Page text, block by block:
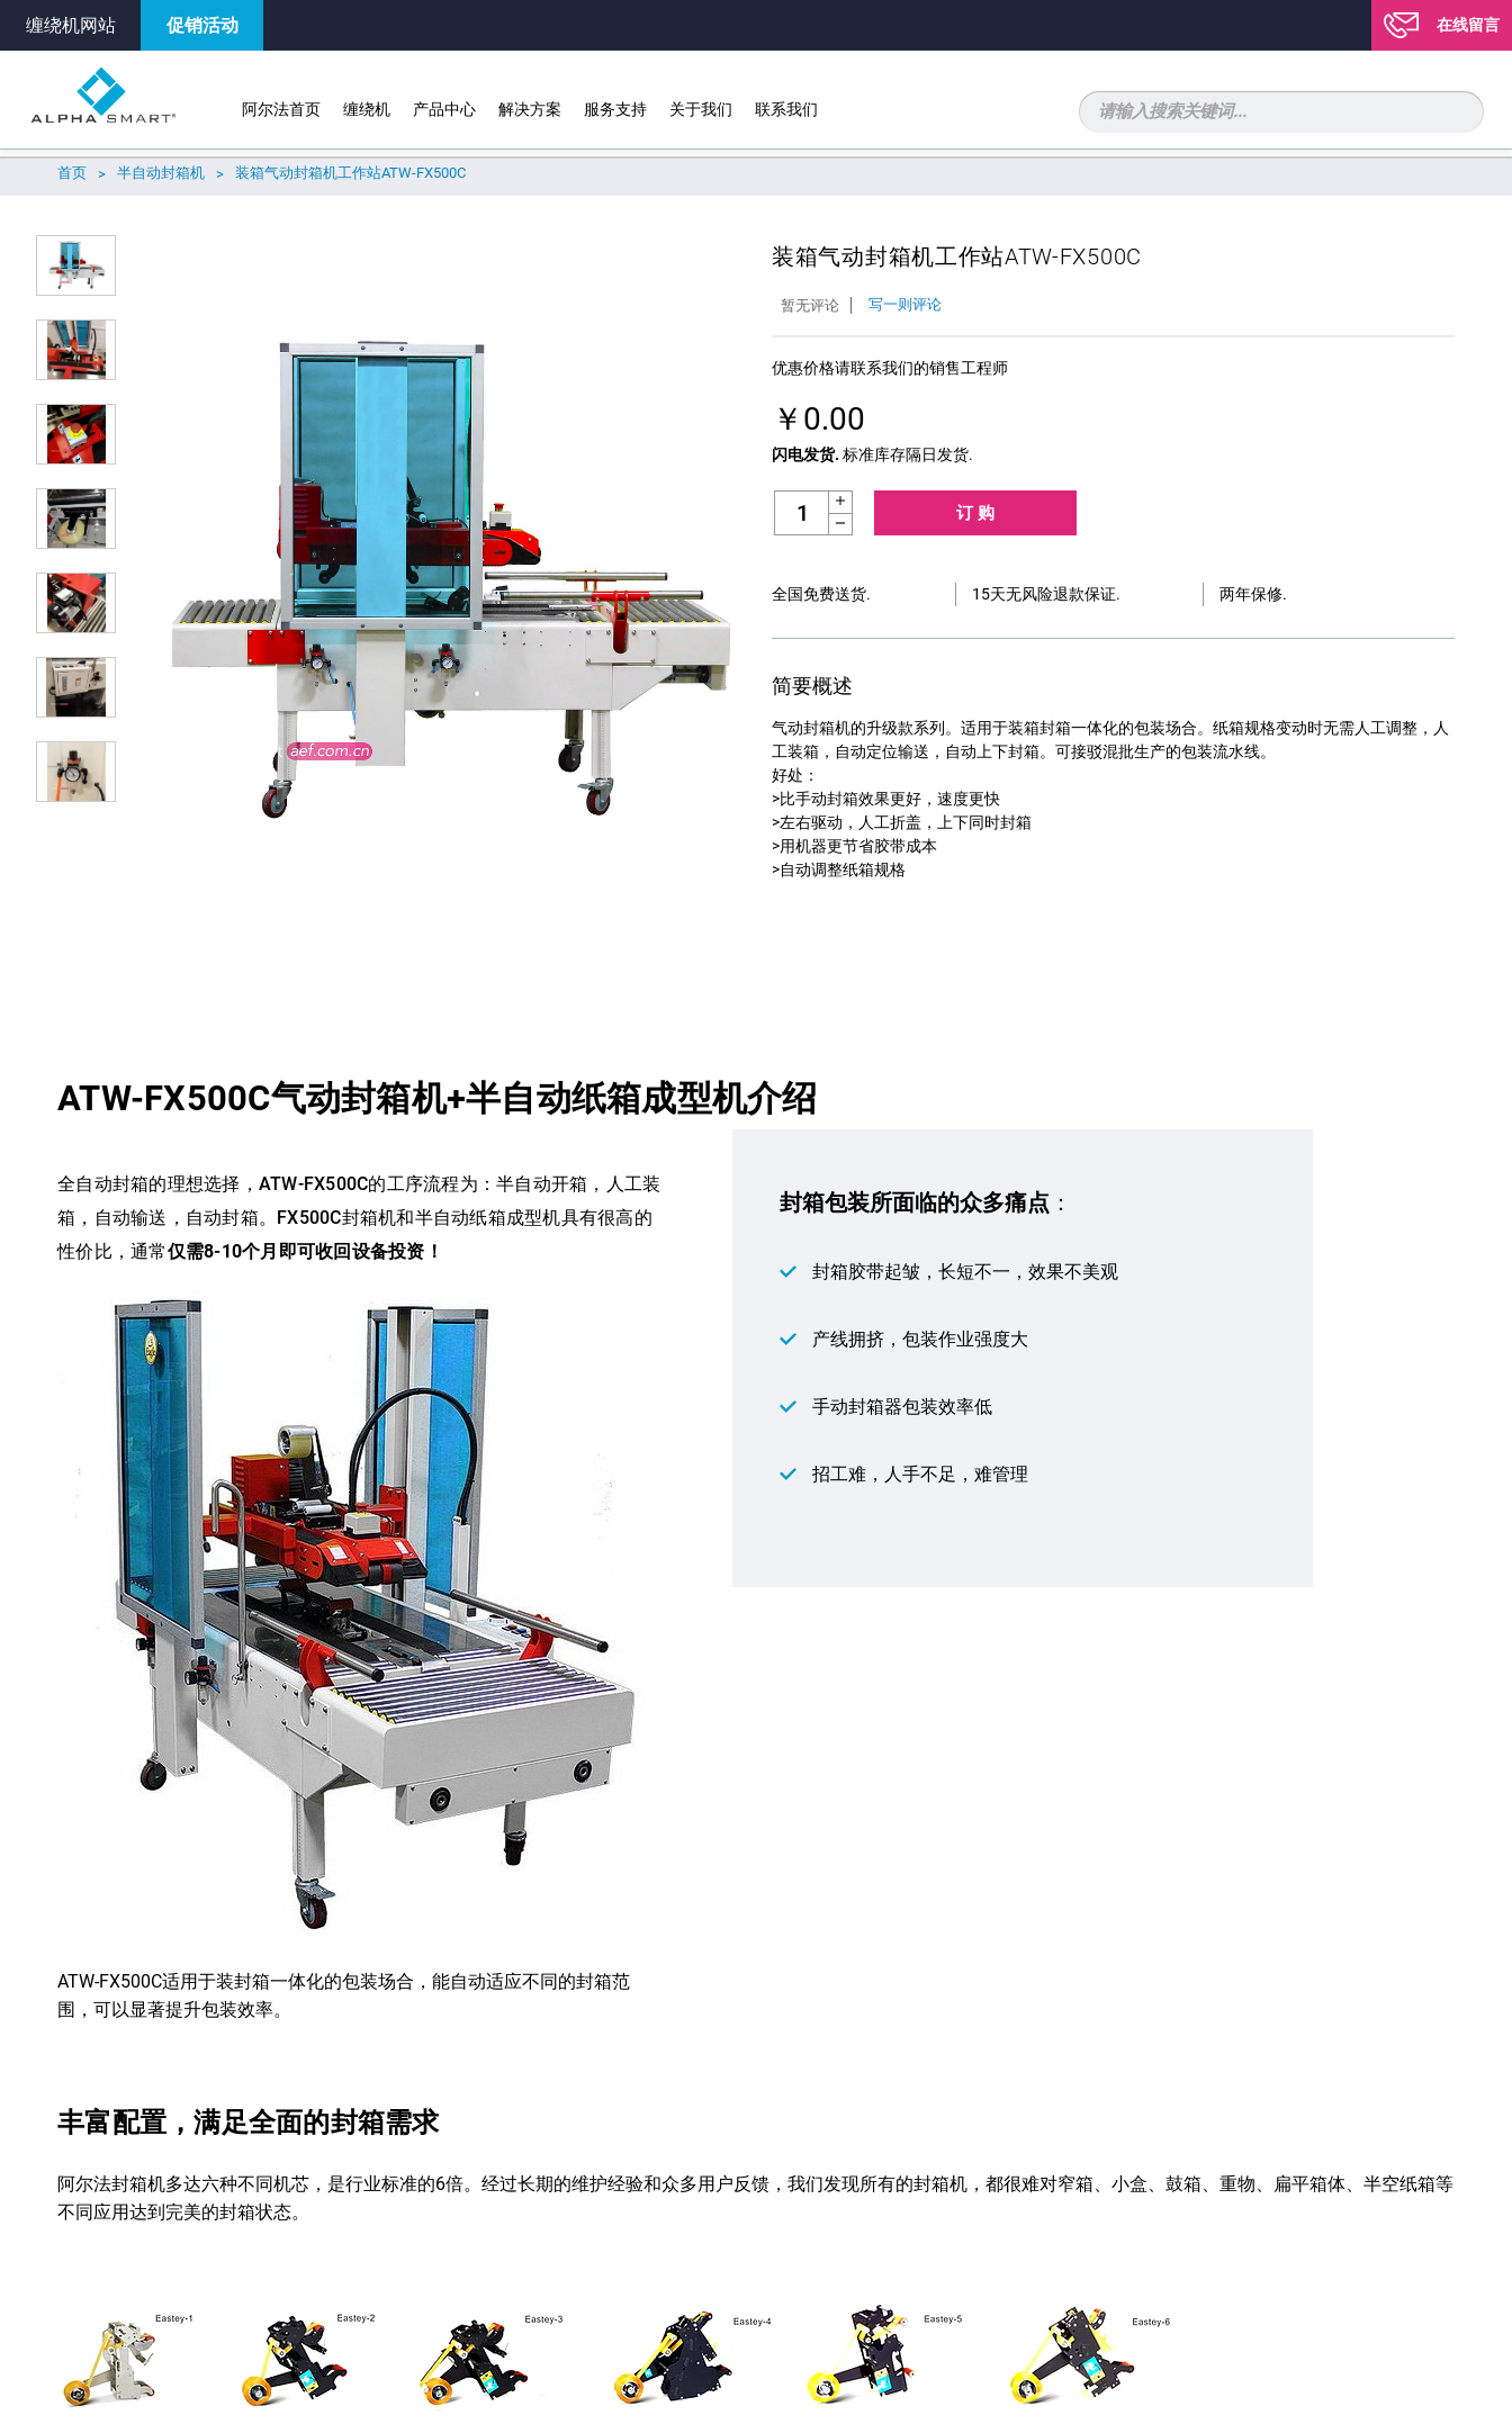
缠绕机网站 促销活动 在线留言
阿尔法首页 缠绕机 产品中心 解决方案 服务支持 关于我们 联系我们
首页 半自动封箱机 装箱气动封箱机工作站ATW-FX500C
装箱气动封箱机工作站ATW-FX500C
暂无评论 写一则评论
优惠价格请联系我们的销售工程师
￥0.00
闪电发货. 标准库存隔日发货.
Increase Quantity:
Decrease Quantity:
全国免费送货. 15天无风险退款保证. 两年保修.
简要概述
气动封箱机的升级款系列。适用于装箱封箱一体化的包装场合。纸箱规格变动时无需人工调整，人
工装箱，自动定位输送，自动上下封箱。可接驳混批生产的包装流水线。
好处：
>比手动封箱效果更好，速度更快
>左右驱动，人工折盖，上下同时封箱
>用机器更节省胶带成本
>自动调整纸箱规格
关于 技术规格 选购 周边产品 用户评论
ATW-FX500C气动封箱机+半自动纸箱成型机介绍
全自动封箱的理想选择，ATW-FX500C的工序流程为：半自动开箱，人工装
箱，自动输送，自动封箱。FX500C封箱机和半自动纸箱成型机具有很高的
性价比，通常仅需8-10个月即可收回设备投资！
ATW-FX500C适用于装封箱一体化的包装场合，能自动适应不同的封箱范
围，可以显著提升包装效率。
封箱包装所面临的众多痛点 ：
封箱胶带起皱，长短不一，效果不美观
产线拥挤，包装作业强度大
手动封箱器包装效率低
招工难，人手不足，难管理
丰富配置，满足全面的封箱需求
阿尔法封箱机多达六种不同机芯，是行业标准的6倍。经过长期的维护经验和众多用户反馈，我们发现所有的封箱机，都很难对窄箱、小盒、鼓箱、重物、扁平箱体、半空纸箱等
不同应用达到完美的封箱状态。